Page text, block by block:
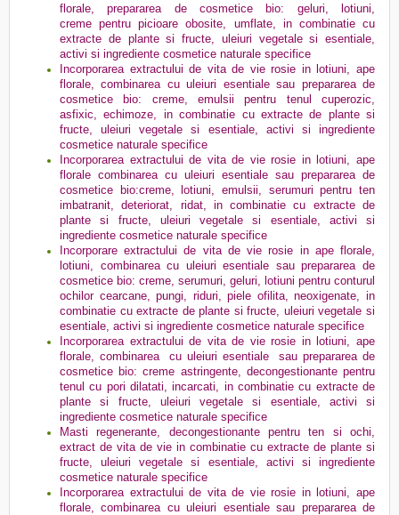
florale, prepararea de cosmetice bio: geluri, lotiuni,
creme pentru picioare obosite, umflate, in combinatie cu
extracte de plante si fructe, uleiuri vegetale si esentiale,
activi si ingrediente cosmetice naturale specifice
Incorporarea extractului de vita de vie rosie in lotiuni, ape
florale, combinarea cu uleiuri esentiale sau prepararea de
cosmetice bio: creme, emulsii pentru tenul cuperozic,
asfixic, echimoze, in combinatie cu extracte de plante si
fructe, uleiuri vegetale si esentiale, activi si ingrediente
cosmetice naturale specifice
Incorporarea extractului de vita de vie rosie in lotiuni, ape
florale combinarea cu uleiuri esentiale sau prepararea de
cosmetice bio:creme, lotiuni, emulsii, serumuri pentru ten
imbatranit, deteriorat, ridat, in combinatie cu extracte de
plante si fructe, uleiuri vegetale si esentiale, activi si
ingrediente cosmetice naturale specifice
Incorporare extractului de vita de vie rosie in ape florale,
lotiuni, combinarea cu uleiuri esentiale sau prepararea de
cosmetice bio: creme, serumuri, geluri, lotiuni pentru conturul
ochilor cearcane, pungi, riduri, piele ofilita, neoxigenate, in
combinatie cu extracte de plante si fructe, uleiuri vegetale si
esentiale, activi si ingrediente cosmetice naturale specifice
Incorporarea extractului de vita de vie rosie in lotiuni, ape
florale, combinarea cu uleiuri esentiale sau prepararea de
cosmetice bio: creme astringente, decongestionante pentru
tenul cu pori dilatati, incarcati, in combinatie cu extracte de
plante si fructe, uleiuri vegetale si esentiale, activi si
ingrediente cosmetice naturale specifice
Masti regenerante, decongestionante pentru ten si ochi,
extract de vita de vie in combinatie cu extracte de plante si
fructe, uleiuri vegetale si esentiale, activi si ingrediente
cosmetice naturale specifice
Incorporarea extractului de vita de vie rosie in lotiuni, ape
florale, combinarea cu uleiuri esentiale sau prepararea de